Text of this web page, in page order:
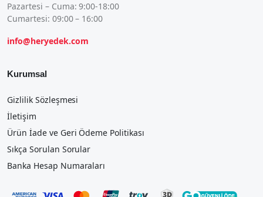
Pazartesi – Cuma: 9:00-18:00
Cumartesi: 09:00 – 16:00
info@heryedek.com
Kurumsal
Gizlilik Sözleşmesi
İletişim
Ürün İade ve Geri Ödeme Politikası
Sıkça Sorulan Sorular
Banka Hesap Numaraları